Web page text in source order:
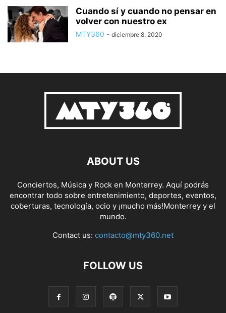
Cuando sí y cuando no pensar en
volver con nuestro ex
MTY360 - diciembre 8, 2020
ABOUT US
Conciertos, Música y Rock en Monterrey. Aquí podrás
encontrar todo sobre entretenimiento, deportes, eventos,
coberturas, tecnología, ocio y ¡mucho más!Monterrey y el
mundo.
Contact us: contacto@mty360.net
FOLLOW US